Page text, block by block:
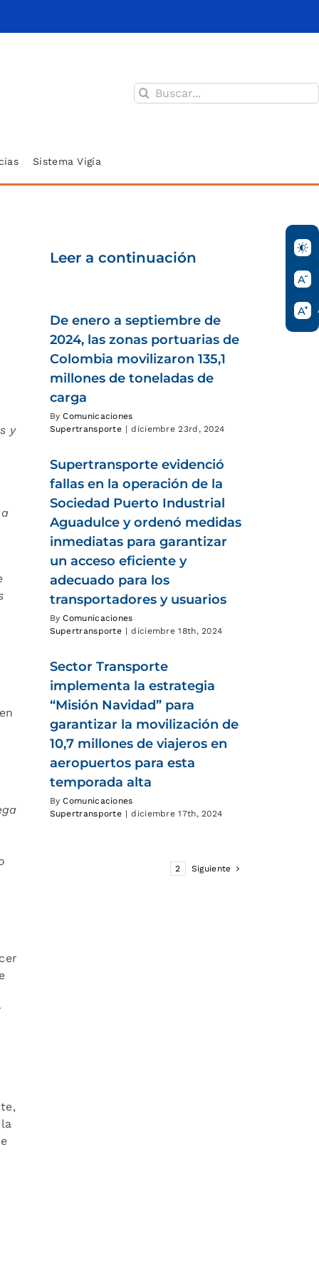
Buscar:
Sistema Vigía
y
Leer a continuación
De enero a septiembre de
2024, las zonas portuarias de
Colombia movilizaron 135,1
millones de toneladas de
carga
ByComunicaciones
Supertransporte | diciembre 23rd, 2024
Supertransporte evidenció
fallas en la operación de la
Sociedad Puerto Industrial
Aguadulce y ordenó medidas
inmediatas para garantizar
un acceso eficiente y
adecuado para los
transportadores y usuarios
ByComunicaciones
Supertransporte | diciembre 18th, 2024
Sector Transporte
implementa la estrategia
“Misión Navidad” para
garantizar la movilización de
10,7 millones de viajeros en
aeropuertos para esta
temporada alta
ByComunicaciones
Supertransporte | diciembre 17th, 2024
2 Siguiente